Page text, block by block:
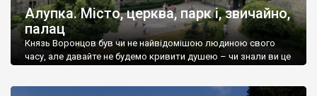
Алупка. Місто, церква, парк і, звичайно,
палац
Князь Воронцов був чи не найвідомішою людиною свого
часу, але давайте не будемо кривити душею – чи знали ви це